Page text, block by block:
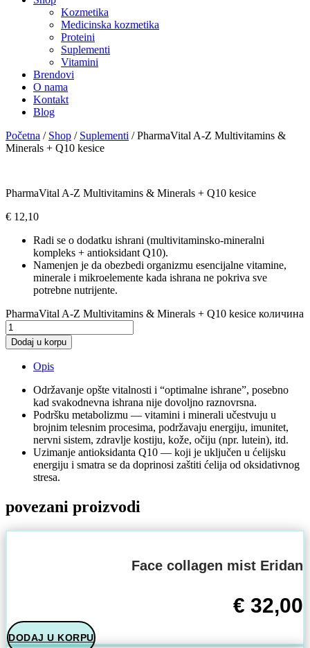
Kozmetika
Medicinska kozmetika
Proteini
Suplementi
Vitamini
Brendovi
O nama
Kontakt
Blog
Početna / Shop / Suplementi / PharmaVital A-Z Multivitamins &
Minerals + Q10 kesice
PharmaVital A-Z Multivitamins & Minerals + Q10 kesice
€ 12,10
Radi se o dodatku ishrani (multivitaminsko-mineralni
kompleks + antioksidant Q10).
Namenjen je da obezbedi organizmu esencijalne vitamine,
minerale i mikroelemente kada ishrana ne pokriva sve
potrebne nutrijente.
PharmaVital A-Z Multivitamins & Minerals + Q10 kesice количина
Dodaj u korpu
Opis
Održavanje opšte vitalnosti i “optimalne ishrane”, posebno
kad svakodnevna ishrana nije dovoljno raznovrsna.
Podršku metabolizmu — vitamini i minerali učestvuju u
brojnim telesnim procesima, podržavaju energiju, imunitet,
nervni sistem, zdravlje kostiju, kože, očiju (npr. lutein), itd.
Uzimanje antioksidanta Q10 — koji je uključen u ćelijsku
energiju i smatra se da doprinosi zaštiti ćelija od oksidativnog
stresa.
povezani proizvodi
Face collagen mist Eridan
€ 32,00
DODAJ U KORPU